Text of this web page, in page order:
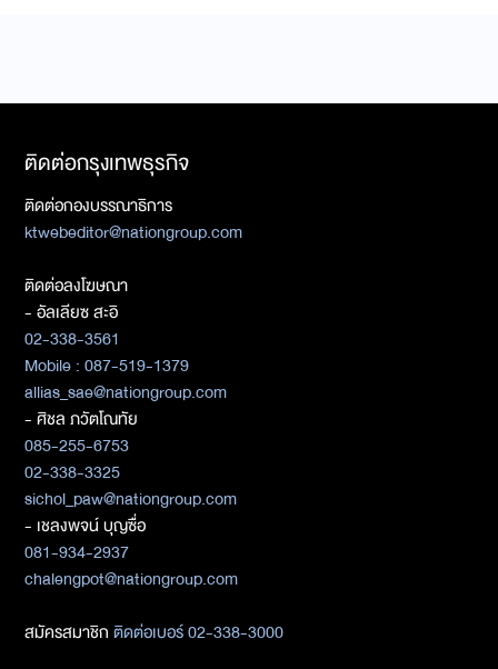
ติดต่อกรุงเทพธุรกิจ
ติดต่อกองบรรณาธิการ
ktwebeditor@nationgroup.com
ติดต่อลงโฆษณา
- อัลเลียซ สะอิ
02-338-3561
Mobile : 087-519-1379
allias_sae@nationgroup.com
- ศิชล ภวัตโณทัย
085-255-6753
02-338-3325
sichol_paw@nationgroup.com
- เชลงพจน์ บุญซื่อ
081-934-2937
chalengpot@nationgroup.com
สมัครสมาชิกติดต่อเบอร์ 02-338-3000